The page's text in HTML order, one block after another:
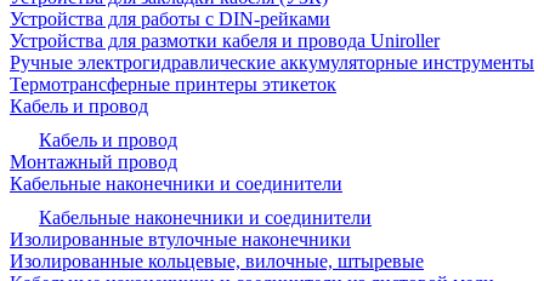
Устройства для работы с DIN-рейками
Устройства для размотки кабеля и провода Uniroller
Ручные электрогидравлические аккумуляторные инструменты
Термотрансферные принтеры этикеток
Кабель и провод
Кабель и провод
Монтажный провод
Кабельные наконечники и соединители
Кабельные наконечники и соединители
Изолированные втулочные наконечники
Изолированные кольцевые, вилочные, штыревые